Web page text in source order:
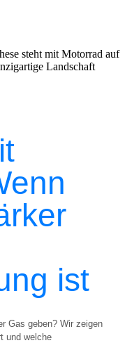
ist
Gas geben? Wir zeigen
und welche